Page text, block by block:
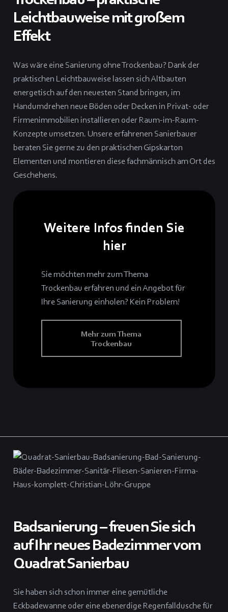
Leichtbauweise mit großem
Effekt
Was wäre eine Sanierung ohne Trockenbau? Dank der
praktischen Leichtbauweise lassen sich Altbauten
energetisch auf den neuesten Stand bringen, im
Handumdrehen neue Böden oder Decken in Privat- oder
Firmenimmobilien installieren oder Raum-im-Raum-
Konzepte umsetzen. Unsere erfahrenen Sanierbauer
beraten Sie gerne zu den praktischen Gipskarton
Elementen und montieren diese fachmännisch am Ort des
Geschehens.
Weitere Infos finden Sie
hier
Sie möchten mehr zum Thema
Trockenbau erfahren und ein Angebot für
Ihre Sanierung einholen? Kein Problem!
Mehr zum Thema
Trockenbau
Badsanierung – freuen Sie sich
auf Ihr neues Badezimmer vom
Quadrat Sanierbau
Sie haben sich schon immer eine gemütliche
Eckbadewanne oder eine ebenerdige Regenfalldusche für